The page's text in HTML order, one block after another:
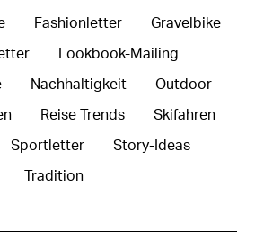
Fashionletter Gravelbike
Lookbook-Mailing
Nachhaltigkeit Outdoor
Reise Trends Skifahren
Sportletter Story-Ideas
Tradition